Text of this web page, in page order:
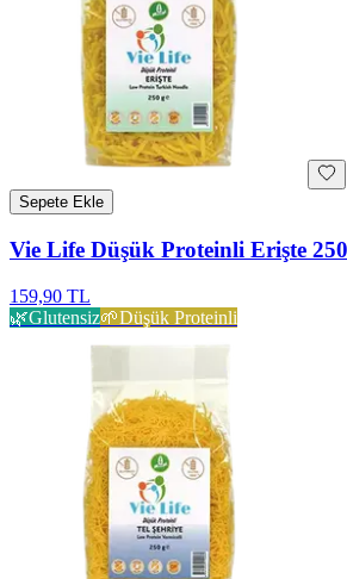
Sepete Ekle
Vie Life Düşük Proteinli Erişte
159,90 TL
🌿Glutensiz🌱Düşük Proteinli